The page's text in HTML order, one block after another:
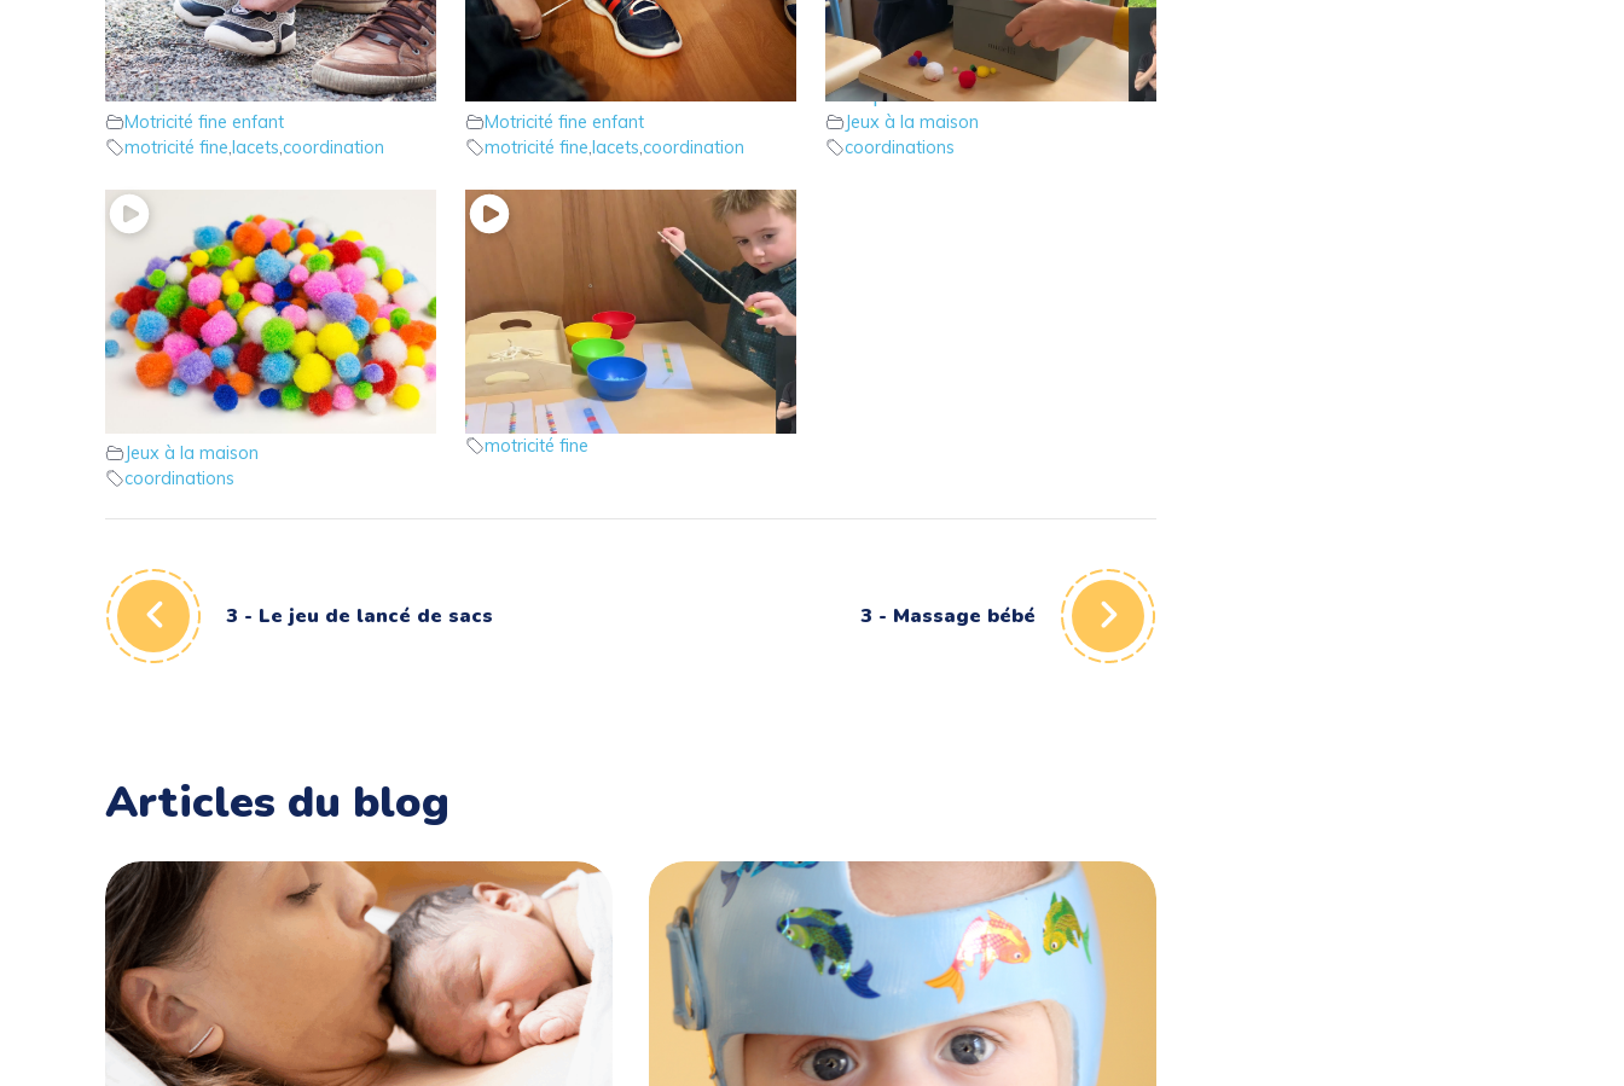
4 – Faire ses lacets : Technique
N°2
Motricité fine enfant
motricité fine lacets coordination
3 – Faire ses lacets : technique
Motricité fine enfant
motricité fine lacets coordination
3 – Le jeu de la boite à
Pompoms
Jeux à la maison
coordinations
2 – Le jeu des Pompoms dans
Jeux à la maison
coordinations
0 – Jouons aux perles
Motricité fine enfant
Jeux à la maison
motricité fine
3 - Le jeu de lancé de sacs 3 - Massage bébé
Articles du blog